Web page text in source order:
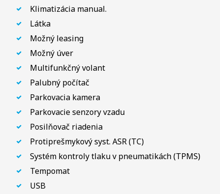
Klimatizácia manual.
Látka
Možný leasing
Možný úver
Multifunkčný volant
Palubný počítač
Parkovacia kamera
Parkovacie senzory vzadu
Posilňovač riadenia
Protiprešmykový syst. ASR (TC)
Systém kontroly tlaku v pneumatikách (TPMS)
Tempomat
USB